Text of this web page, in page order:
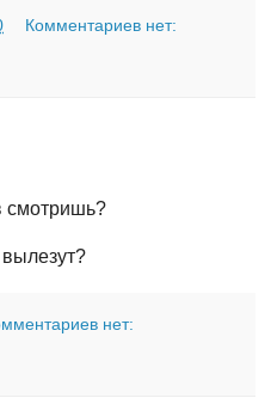
Комментариев нет:
смотришь?
вылезут?
нет: